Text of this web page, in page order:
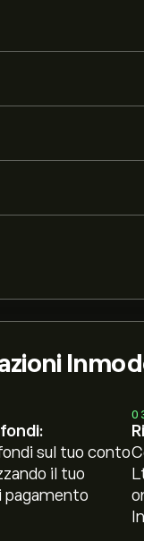
sul tuo conto
il tuo
pagamento